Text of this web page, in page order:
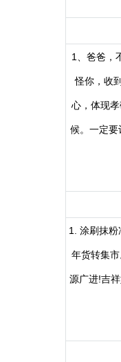
1、爸爸，
怪你，收
心，体现
候。一定要
1. 涂刷抹
年货转集
源广进!吉